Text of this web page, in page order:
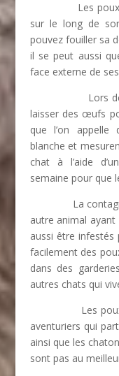
Les poux de
sur le long de
pouvez fouiller sa
il se peut aussi
face externe de
Lors de leur
laisser des œufs
que l’on
blanche et
chat à l’aide
semaine pour que
La contagion
autre animal
aussi être
facilement des
dans des
autres chats qui
Les poux
aventuriers qui
ainsi que les
sont pas au